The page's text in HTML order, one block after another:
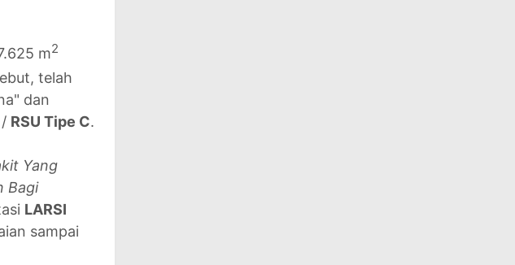
m2
telah
dan
RSU Tipe C.
Yang
Bagi
LARSI
sampai